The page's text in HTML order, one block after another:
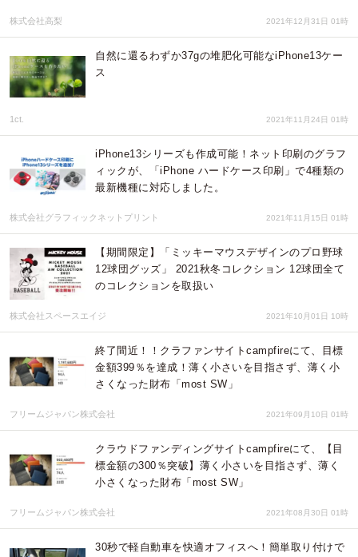
株式会社高梨 2021年12月31日 01時
自然に還るわずか37gの堆肥化可能なiPhone13ケー
ス
1ct. 2021年11月24日 01時
iPhone13シリーズも作成可能！ネット印刷のグラフ
ィックが、「iPhone ハードケース印刷」で4種類の
最新機種に対応しました。
株式会社グラフィックネットプリント 2021年11月15日 01時
【期間限定】「ミッキーマウスデザインのプロ野球
12球団グッズ」 2021秋冬コレクション 12球団全て
のコレクションを取扱い
株式会社スペースエイジ 2021年10月01日 10時
終了間近！！クラファンサイトcampfireにて、目標
金額399％を達成！薄く小さいを目指さず、薄く小
さくなった財布「most SW」
フリームジャパン株式会社 2021年09月10日 01時
クラウドファンディングサイトcampfireにて、【目
標金額の300％突破】薄く小さいを目指さず、薄く
小さくなった財布「most SW」
フリームジャパン株式会社 2021年08月30日 01時
30秒で軽自動車を快適オフィスへ！簡単取り付けで